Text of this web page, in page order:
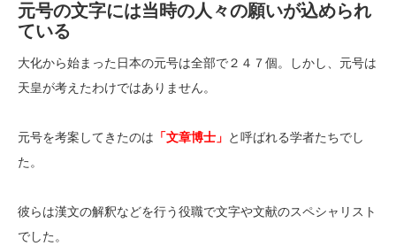
元号の文字には当時の人々の願いが込められ
ている
大化から始まった日本の元号は全部で２４７個。しかし、元号は
天皇が考えたわけではありません。
元号を考案してきたのは 「文章博士」 と呼ばれる学者たちでし
た。
彼らは漢文の解釈などを行う役職で文字や文献のスペシャリスト
でした。